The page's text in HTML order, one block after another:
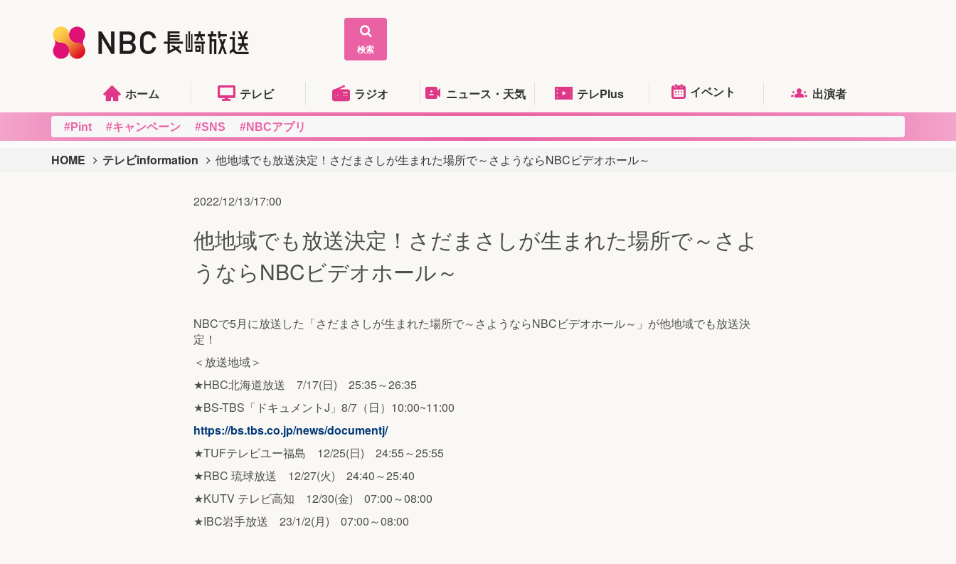
検索
ホーム テレビ ラジオ ニュース・天気 テレPlus イベント 出演者
#Pint #キャンペーン #SNS #NBCアプリ
HOME テレビinformation 他地域でも放送決定！さだまさしが生まれた場所で～さようならNBCビデオホール～
2022/12/13/17:00
他地域でも放送決定！さだまさしが生まれた場所で～さよ
うならNBCビデオホール～
NBCで5月に放送した「さだまさしが生まれた場所で～さようならNBCビデオホール～」が他地域でも放送決
定！
＜放送地域＞
★HBC北海道放送 7/17(日) 25:35～26:35
★BS-TBS「ドキュメントJ」8/7（日）10:00~11:00
https://bs.tbs.co.jp/news/documentj/
★TUFテレビユー福島 12/25(日) 24:55～25:55
★RBC 琉球放送 12/27(火) 24:40～25:40
★KUTV テレビ高知 12/30(金) 07:00～08:00
★IBC岩手放送 23/1/2(月) 07:00～08:00